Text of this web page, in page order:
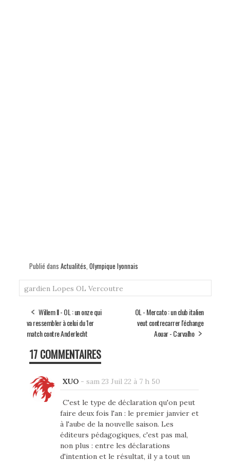
Publié dans Actualités, Olympique lyonnais
gardien Lopes OL Vercoutre
Willem II - OL : un onze qui
va ressembler à celui du 1er
match contre Anderlecht
OL - Mercato : un club italien
veut contrecarrer l'échange
Aouar - Carvalho
17 COMMENTAIRES
XUO- sam 23 Juil 22 à 7 h 50
C'est le type de déclaration qu'on peut
faire deux fois l'an : le premier janvier et
à l'aube de la nouvelle saison. Les
éditeurs pédagogiques, c'est pas mal,
non plus : entre les déclarations
d'intention et le résultat, il y a tout un